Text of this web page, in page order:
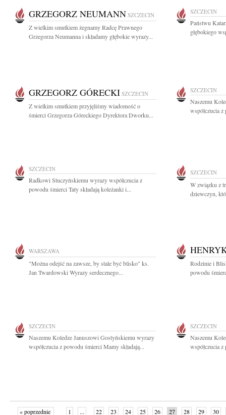
GRZEGORZ NEUMANN SZCZECIN
Z wielkim smutkiem żegnamy Radcę Prawnego
Grzegorza Neumanna i składamy głębokie wyrazy...
SZCZECIN
Państwu
głębokiego
GRZEGORZ GÓRECKI SZCZECIN
Z wielkim smutkiem przyjęliśmy wiadomość o
śmierci Grzegorza Góreckiego Dyrektora Dworku...
SZCZECIN
Naszemu
współczucia
SZCZECIN
Radkowi Stuczyńskiemu wyrazy współczucia z
powodu śmierci Taty składają koleżanki i...
SZCZECIN
W związku z
dziewczyn,
WARSZAWA
"Można odejść na zawsze, by stale być blisko" ks.
Jan Twardowski Wyrazy serdecznego...
Rodzinie i
powodu
SZCZECIN
Naszemu Koledze Januszowi Gostyńskiemu wyrazy
współczucia z powodu śmierci Mamy składają...
SZCZECIN
Naszemu
współczucia
« poprzednie 1 ... 22 23 24 25 26 27 28 29 30